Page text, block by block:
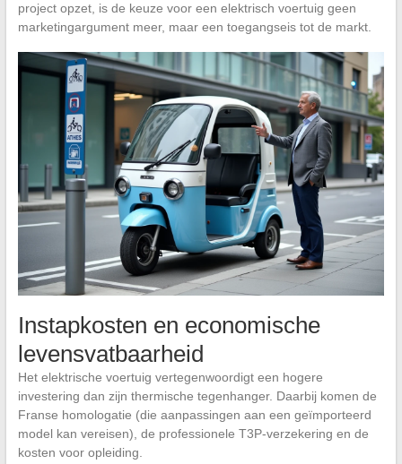
project opzet, is de keuze voor een elektrisch voertuig geen
marketingargument meer, maar een toegangseis tot de markt.
Instapkosten en economische
levensvatbaarheid
Het elektrische voertuig vertegenwoordigt een hogere
investering dan zijn thermische tegenhanger. Daarbij komen de
Franse homologatie (die aanpassingen aan een geïmporteerd
model kan vereisen), de professionele T3P-verzekering en de
kosten voor opleiding.